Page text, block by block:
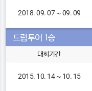
2018. 09. 07 ~ 09. 09
드림투어 1승
대회기간
2015. 10. 14 ~ 10. 15